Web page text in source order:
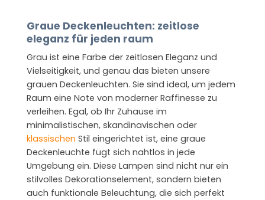
Graue Deckenleuchten: zeitlose
eleganz für jeden raum
Grau ist eine Farbe der zeitlosen Eleganz und
Vielseitigkeit, und genau das bieten unsere
grauen Deckenleuchten. Sie sind ideal, um jedem
Raum eine Note von moderner Raffinesse zu
verleihen. Egal, ob Ihr Zuhause im
minimalistischen, skandinavischen oder
klassischen Stil eingerichtet ist, eine graue
Deckenleuchte fügt sich nahtlos in jede
Umgebung ein. Diese Lampen sind nicht nur ein
stilvolles Dekorationselement, sondern bieten
auch funktionale Beleuchtung, die sich perfekt